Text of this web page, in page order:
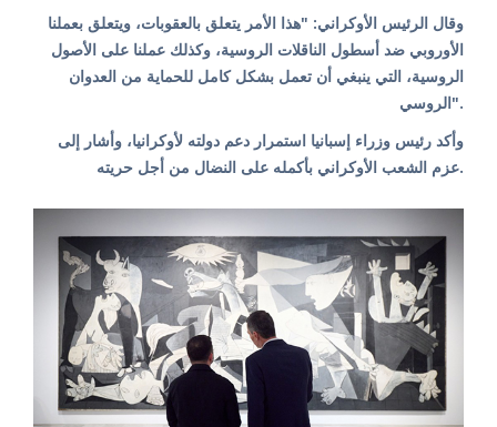
وقال الرئيس الأوكراني: "هذا الأمر يتعلق بالعقوبات، ويتعلق بعملنا
الأوروبي ضد أسطول الناقلات الروسية، وكذلك عملنا على الأصول
الروسية، التي ينبغي أن تعمل بشكل كامل للحماية من العدوان
الروسي".
وأكد رئيس وزراء إسبانيا استمرار دعم دولته لأوكرانيا، وأشار إلى
عزم الشعب الأوكراني بأكمله على النضال من أجل حريته.